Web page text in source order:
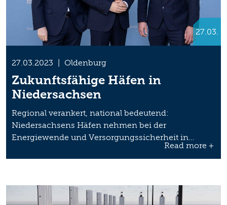
27.03.
27.03.2023 | Oldenburg
Zukunftsfähige Häfen in
Niedersachsen
Regional verankert, national bedeutend:
Niedersachsens Häfen nehmen bei der
Energiewende und Versorgungssicherheit in…
Read more +